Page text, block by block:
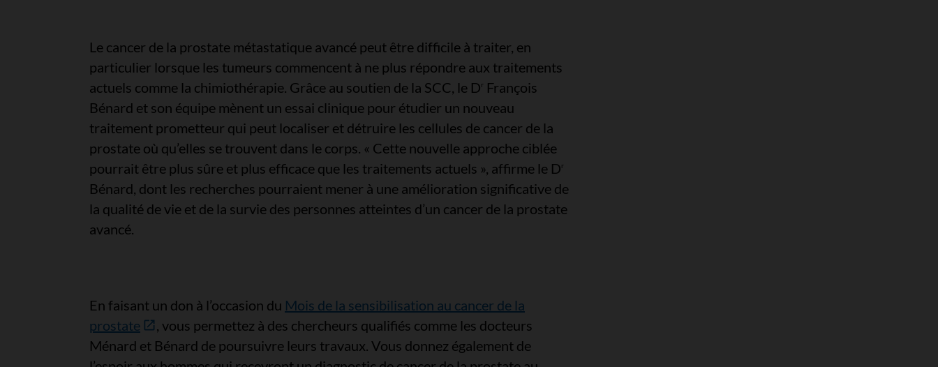
Le cancer de la prostate métastatique avancé peut être difficile à traiter, en
particulier lorsque les tumeurs commencent à ne plus répondre aux traitements
actuels comme la chimiothérapie. Grâce au soutien de la SCC, le Dr François
Bénard et son équipe mènent un essai clinique pour étudier un nouveau
traitement prometteur qui peut localiser et détruire les cellules de cancer de la
prostate où qu’elles se trouvent dans le corps. « Cette nouvelle approche ciblée
pourrait être plus sûre et plus efficace que les traitements actuels », affirme le Dr
Bénard, dont les recherches pourraient mener à une amélioration significative de
la qualité de vie et de la survie des personnes atteintes d’un cancer de la prostate
avancé.
En faisant un don à l’occasion du Mois de la sensibilisation au cancer de la
prostate
, vous permettez à des chercheurs qualifiés comme les docteurs
Ménard et Bénard de poursuivre leurs travaux. Vous donnez également de